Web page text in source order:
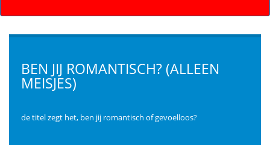
BEN JIJ ROMANTISCH? (ALLEEN
MEISJES)
de titel zegt het, ben jij romantisch of gevoelloos?